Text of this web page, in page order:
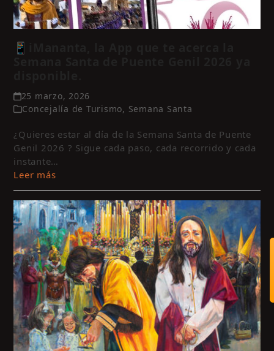
📱iMananta, la App que te acerca la
25 marzo, 2026
Concejalía de Turismo, Semana Santa
¿Quieres estar al día de la Semana Santa de Puente
Genil 2026 ? Sigue cada paso, cada recorrido y cada
instante…
Leer más